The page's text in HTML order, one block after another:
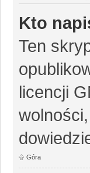
Kto
Ten
licencji
Góra